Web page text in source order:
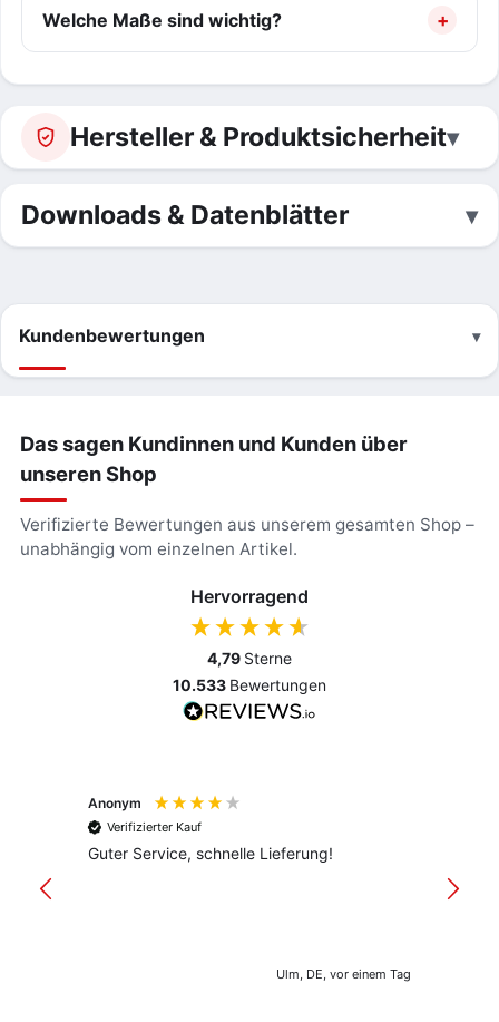
Welche Maße sind wichtig?
Hersteller & Produktsicherheit
Downloads & Datenblätter
Kundenbewertungen
Das sagen Kundinnen und Kunden über
unseren Shop
Verifizierte Bewertungen aus unserem gesamten Shop –
unabhängig vom einzelnen Artikel.
Hervorragend
4,79 Sterne
10.533 Bewertungen
Anonym
Verifizierter Kauf
Guter Service, schnelle Lieferung!
Ulm, DE, vor einem Tag